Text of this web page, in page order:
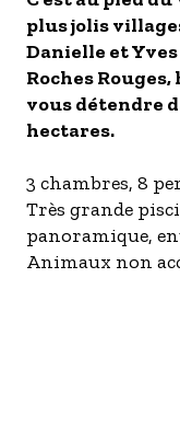
- Les
LES OFFRES
S'inscrire à nos
plus jolis
Danielle et
Roches
vous détendre
hectares.
3 chambres, 8
Très grande
panoramique,
Animaux non